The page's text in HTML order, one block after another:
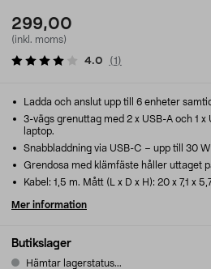
299,00
(inkl. moms)
4.0 (1 )
Butikslager
Hämtar lagerstatus...
Ladda och anslut upp till 6 enheter
3-vägs grenuttag med 2 x USB-A och 1
laptop.
Snabbladdning via USB-C – upp till 30
Grendosa med klämfäste håller uttaget
Kabel: 1,5 m. Mått (L x D x H): 20 x 7,1 x
Mer information